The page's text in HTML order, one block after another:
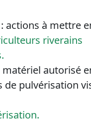
actions à mettre
riverains
autorisé
de pulvérisation